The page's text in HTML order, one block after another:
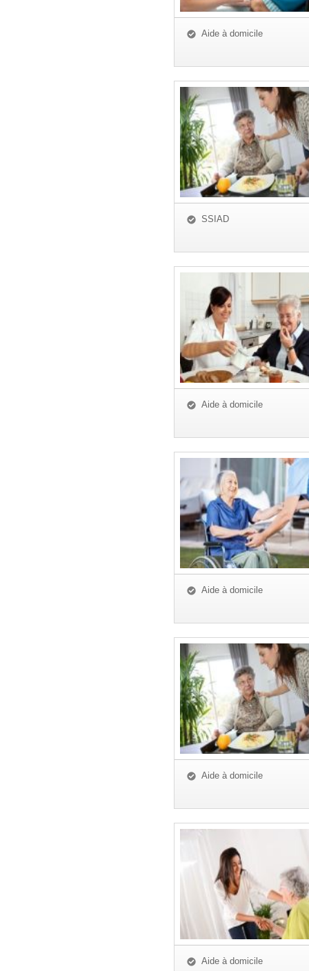
Aide à domicile
SSIAD
Aide à domicile
Aide à domicile
Aide à domicile
Aide à domicile